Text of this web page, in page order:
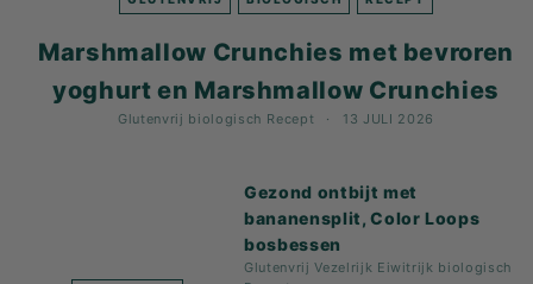
Marshmallow Crunchies met bevroren
yoghurt en Marshmallow Crunchies
Glutenvrij biologisch Recept 13 JULI 2026
Gezond ontbijt met
bananensplit, Color Loops
bosbessen
Glutenvrij Vezelrijk Eiwitrijk biologisch